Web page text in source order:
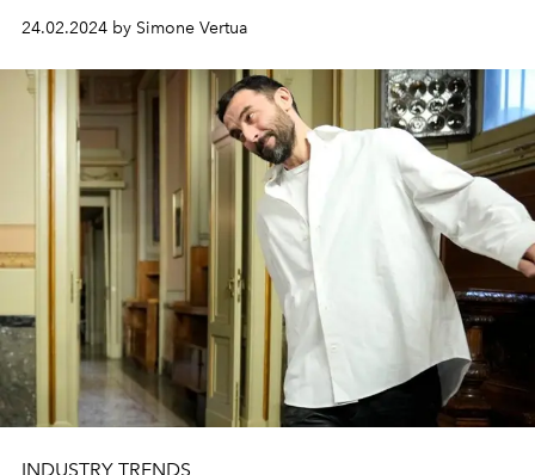
24.02.2024 by Simone Vertua
INDUSTRY TRENDS